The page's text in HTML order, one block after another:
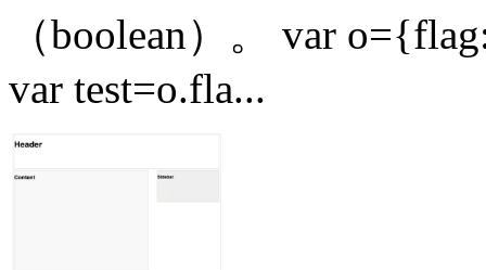
（boolean）。 var
var test=o.fla...